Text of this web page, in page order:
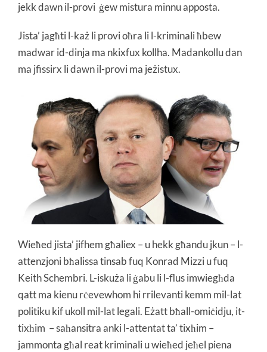
jekk dawn il-provi ġew mistura minnu apposta.
Jista’ jagħti l-każ li provi oħra li l-kriminali ħbew
madwar id-dinja ma nkixfux kollha. Madankollu dan
ma jfissirx li dawn il-provi ma jeżistux.
Wieħed jista’ jifhem għaliex – u hekk għandu jkun – l-
attenzjoni bħalissa tinsab fuq Konrad Mizzi u fuq
Keith Schembri. L-iskuża li ġabu li l-flus imwiegħda
qatt ma kienu rċevewhom hi rrilevanti kemm mil-lat
politiku kif ukoll mil-lat legali. Eżatt bħall-omiċidju, it-
tixħim – saħansitra anki l-attentat ta’ tixħim –
jammonta għal reat kriminali u wieħed jeħel piena